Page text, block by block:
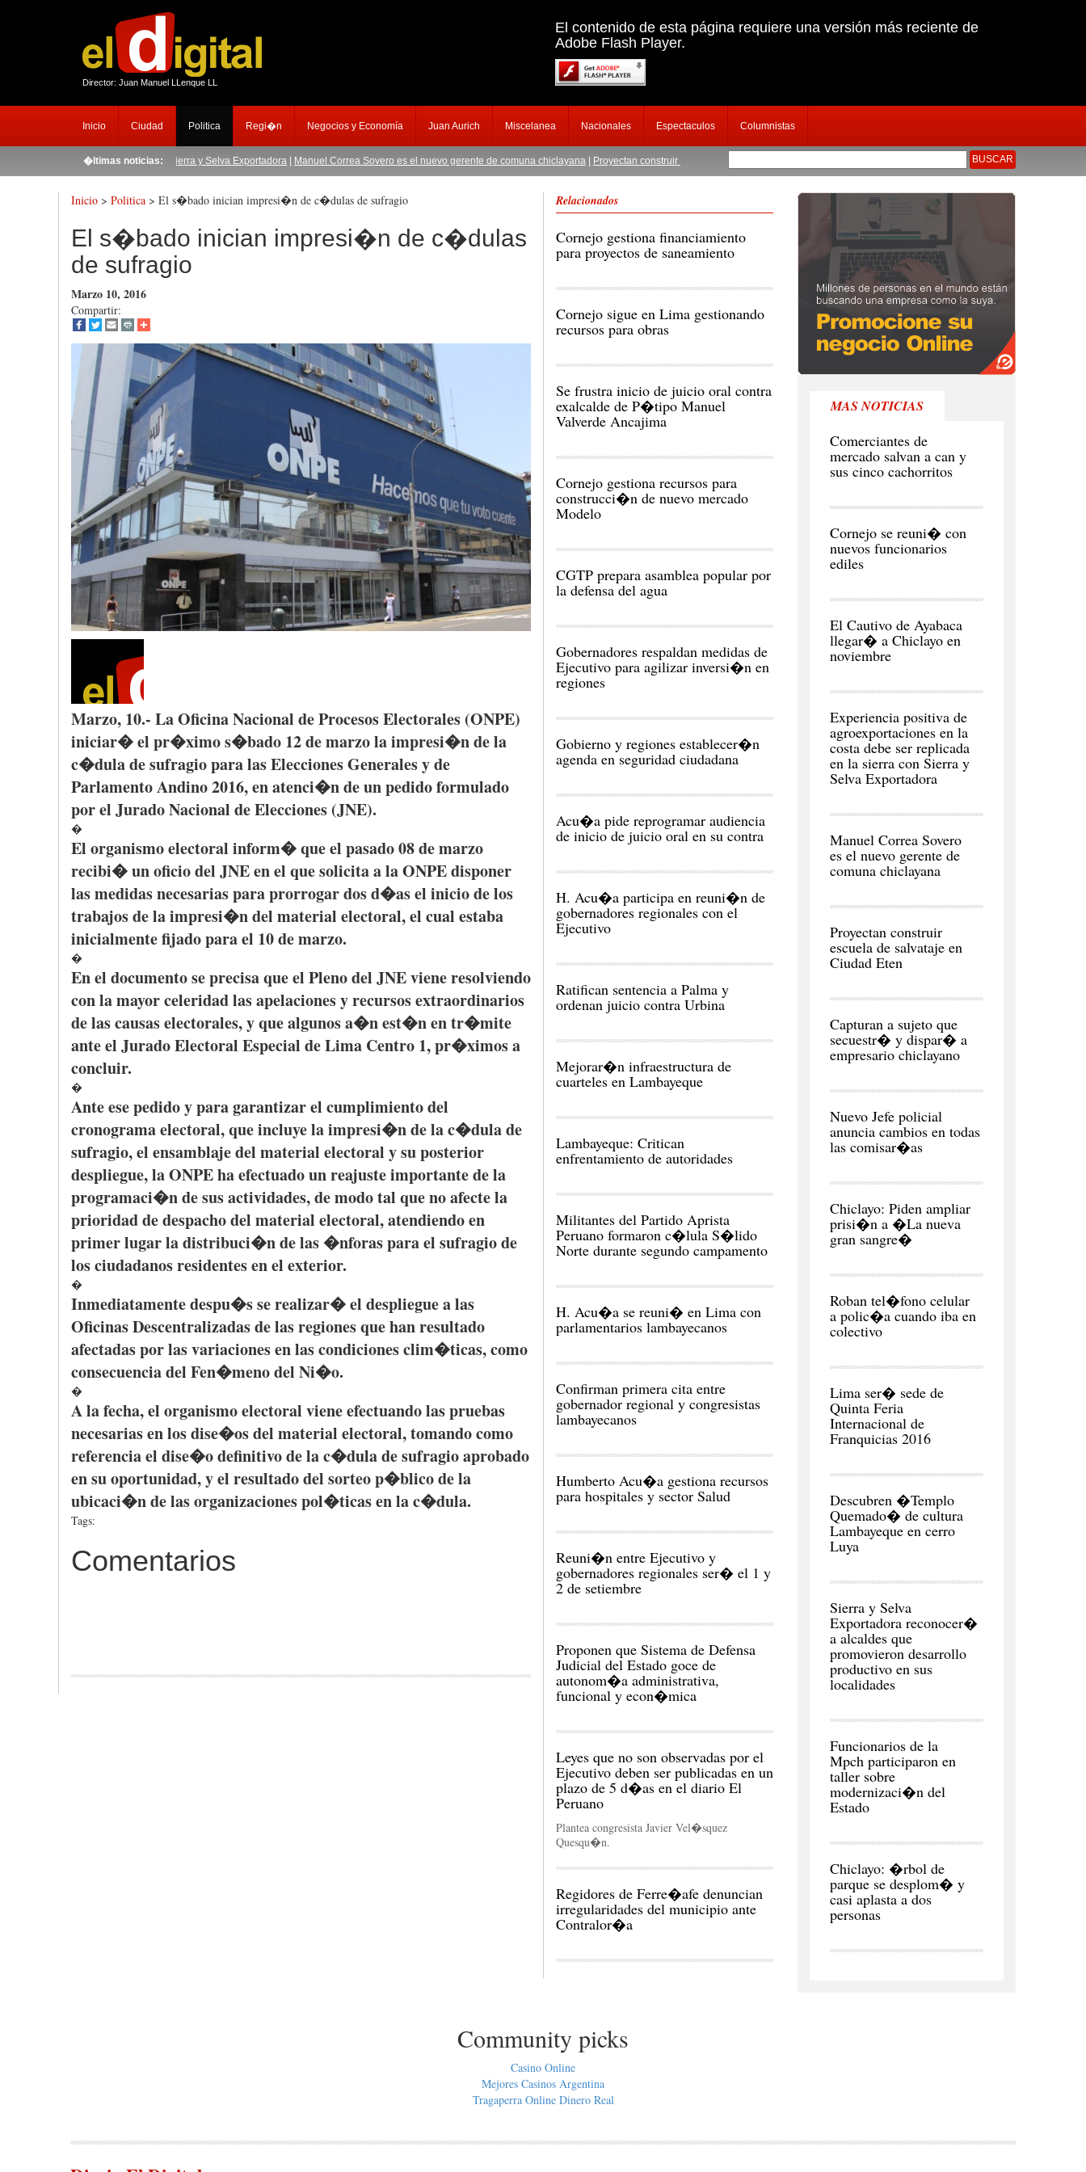
Director: Juan Manuel LLenque LL
El contenido de esta página requiere una versión más reciente de
Adobe Flash Player.
Inicio Ciudad Politica Regi�n Negocios y Economía Juan Aurich Miscelanea Nacionales Espectaculos Columnistas
�ltimas noticias:
replicada en la sierra con Sierra y Selva Exportadora|Manuel Correa Sovero es el nuevo gerente de comuna chiclayana|Proyectan construir escuela de salvataje en Ciudad Eten Capturan a sujeto que secuestr� y dispar� a empresario
Inicio > Politica > El s�bado inician impresi�n de c�dulas de sufragio
El s�bado inician impresi�n de c�dulas
de sufragio
Marzo 10, 2016
Compartir:
Marzo, 10.- LaOficinaNacional deProcesosElectorales (ONPE)
iniciar�el pr�ximos�bado 12 demarzolaimpresi�nde la
c�duladesufragioparalasEleccionesGeneralesy de
ParlamentoAndino2016, enatenci�nde unpedidoformulado
porel JuradoNacional deElecciones (JNE).
�
El organismoelectoral inform�queel pasado08 demarzo
recibi�unoficiodel JNEen el quesolicitaa laONPEdisponer
lasmedidasnecesariasparaprorrogardosd�asel iniciode los
trabajosde laimpresi�ndel material electoral, el cual estaba
inicialmentefijadoparael 10 demarzo.
�
En el documentoseprecisaqueel Plenodel JNEvieneresolviendo
con la mayorceleridadlasapelacionesyrecursosextraordinarios
delascausaselectorales, yquealgunosa�nest�nentr�mite
ante el JuradoElectoral Especial de Lima Centro 1,pr�ximosa
concluir.
�
Anteesepedidoyparagarantizarel cumplimientodel
cronogramaelectoral,queincluyelaimpresi�nde lac�dulade
sufragio, el ensamblajedel material electoral ysuposterior
despliegue, laONPEhaefectuadounreajusteimportantede la
programaci�ndesusactividades, demodotal quenoafectela
prioridaddedespachodel material electoral,atendiendoen
primerlugarladistribuci�ndelas �nforasparael sufragiode
losciudadanosresidentesen el exterior.
�
Inmediatamentedespu�sserealizar�el desplieguealas
OficinasDescentralizadasdelasregionesquehanresultado
afectadasporlasvariacionesenlascondicionesclim�ticas,como
consecuenciadel Fen�menodel Ni�o.
�
A lafecha, el organismoelectoral vieneefectuandolaspruebas
necesariasen losdise�osdel material electoral,tomandocomo
referenciael dise�odefinitivode lac�duladesufragioaprobado
ensuoportunidad, y el resultadodel sorteop�blicode la
ubicaci�ndelasorganizacionespol�ticasen lac�dula.
Tags:
Comentarios
Relacionados
Cornejo gestiona financiamiento
para proyectos de saneamiento
Cornejo sigue en Lima gestionando
recursos para obras
Se frustra inicio de juicio oral contra
exalcalde de P�tipo Manuel
Valverde Ancajima
Cornejo gestiona recursos para
construcci�n de nuevo mercado
Modelo
CGTP prepara asamblea popular por
la defensa del agua
Gobernadores respaldan medidas de
Ejecutivo para agilizar inversi�n en
regiones
Gobierno y regiones establecer�n
agenda en seguridad ciudadana
Acu�a pide reprogramar audiencia
de inicio de juicio oral en su contra
H. Acu�a participa en reuni�n de
gobernadores regionales con el
Ejecutivo
Ratifican sentencia a Palma y
ordenan juicio contra Urbina
Mejorar�n infraestructura de
cuarteles en Lambayeque
Lambayeque: Critican
enfrentamiento de autoridades
Militantes del Partido Aprista
Peruano formaron c�lula S�lido
Norte durante segundo campamento
H. Acu�a se reuni� en Lima con
parlamentarios lambayecanos
Confirman primera cita entre
gobernador regional y congresistas
lambayecanos
Humberto Acu�a gestiona recursos
para hospitales y sector Salud
Reuni�n entre Ejecutivo y
gobernadores regionales ser� el 1 y
2 de setiembre
Proponen que Sistema de Defensa
Judicial del Estado goce de
autonom�a administrativa,
funcional y econ�mica
Leyes que no son observadas por el
Ejecutivo deben ser publicadas en un
plazo de 5 d�as en el diario El
Peruano
Plantea congresista Javier Vel�squez
Quesqu�n.
Regidores de Ferre�afe denuncian
irregularidades del municipio ante
Contralor�a
MAS NOTICIAS
Comerciantes de
mercado salvan a can y
sus cinco cachorritos
Cornejo se reuni� con
nuevos funcionarios
ediles
El Cautivo de Ayabaca
llegar� a Chiclayo en
noviembre
Experiencia positiva de
agroexportaciones en la
costa debe ser replicada
en la sierra con Sierra y
Selva Exportadora
Manuel Correa Sovero
es el nuevo gerente de
comuna chiclayana
Proyectan construir
escuela de salvataje en
Ciudad Eten
Capturan a sujeto que
secuestr� y dispar� a
empresario chiclayano
Nuevo Jefe policial
anuncia cambios en todas
las comisar�as
Chiclayo: Piden ampliar
prisi�n a �La nueva
gran sangre�
Roban tel�fono celular
a polic�a cuando iba en
colectivo
Lima ser� sede de
Quinta Feria
Internacional de
Franquicias 2016
Descubren �Templo
Quemado� de cultura
Lambayeque en cerro
Luya
Sierra y Selva
Exportadora reconocer�
a alcaldes que
promovieron desarrollo
productivo en sus
localidades
Funcionarios de la
Mpch participaron en
taller sobre
modernizaci�n del
Estado
Chiclayo: �rbol de
parque se desplom� y
casi aplasta a dos
personas
Community picks
Casino Online
Mejores Casinos Argentina
Tragaperra Online Dinero Real